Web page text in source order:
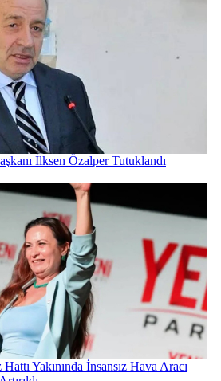
İlksen Özalper Tutuklandı
Yakınında İnsansız Hava Aracı